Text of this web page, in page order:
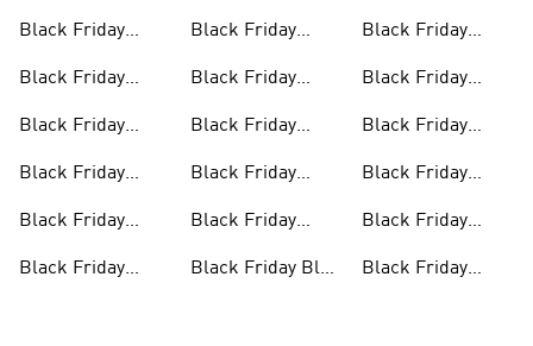
Black Friday
Damskich
Black Friday
Biegania
Black Friday
Black Friday
Dresowych
Black Friday
Kobiet
Black Friday
Damskich
Black Friday
Pływackich
Black Friday
Black Friday
Black Friday
Męskich
Black Friday
Black Friday Bluz
Black Friday
Koszykówki Dla
Mężczyzn
Black Friday
W Golfa Dla
Mężczyzn
Black Friday
Kobiet
Black Friday
Black Friday
Black Friday